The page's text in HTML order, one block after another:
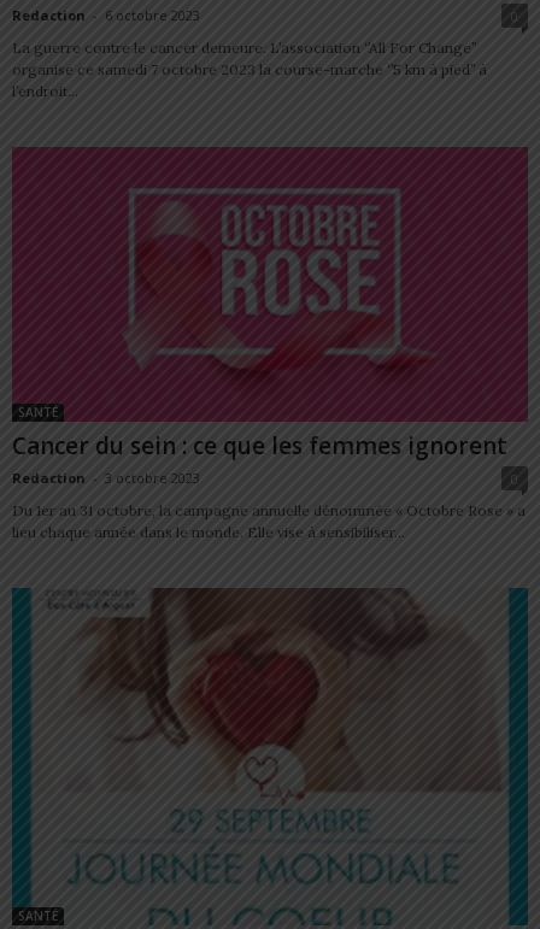
Redaction - 6 octobre 2023
0
La guerre contre le cancer demeure. L’association ‘’All For Change’’
organise ce samedi 7 octobre 2023 la course-marche ‘’5 km à pied’’ à
l’endroit...
SANTÉ
Cancer du sein : ce que les femmes ignorent
Redaction - 3 octobre 2023
0
Du 1er au 31 octobre, la campagne annuelle dénommée « Octobre Rose » a
lieu chaque année dans le monde. Elle vise à sensibiliser...
SANTÉ